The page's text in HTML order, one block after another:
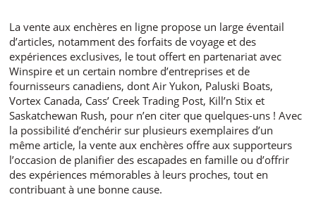
La vente aux enchères en ligne propose un large éventail
d’articles, notamment des forfaits de voyage et des
expériences exclusives, le tout offert en partenariat avec
Winspire et un certain nombre d’entreprises et de
fournisseurs canadiens, dont Air Yukon, Paluski Boats,
Vortex Canada, Cass’ Creek Trading Post, Kill’n Stix et
Saskatchewan Rush, pour n’en citer que quelques-uns ! Avec
la possibilité d’enchérir sur plusieurs exemplaires d’un
même article, la vente aux enchères offre aux supporteurs
l’occasion de planifier des escapades en famille ou d’offrir
des expériences mémorables à leurs proches, tout en
contribuant à une bonne cause.